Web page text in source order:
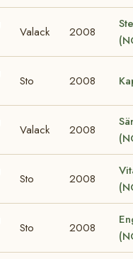
Valack 2008
Sto 2008
Valack 2008
Sto 2008
Sto 2008